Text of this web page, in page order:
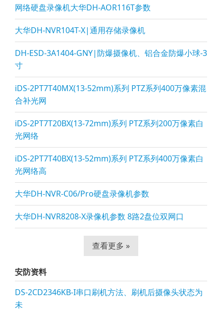
网络硬盘录像机大华DH-AOR116T参数
大华DH-NVR104T-X|通用存储录像机
DH-ESD-3A1404-GNY|防爆摄像机、铝合金防爆小球-3
寸
iDS-2PT7T40MX(13-52mm)系列 PTZ系列400万像素混
合补光网
iDS-2PT7T20BX(13-72mm)系列 PTZ系列200万像素白
光网络
iDS-2PT7T40BX(13-52mm)系列 PTZ系列400万像素白
光网络高
大华DH-NVR-C06/Pro硬盘录像机参数
大华DH-NVR8208-X录像机参数 8路2盘位双网口
查看更多 »
安防资料
DS-2CD2346KB-I串口刷机方法、刷机后摄像头状态为
未